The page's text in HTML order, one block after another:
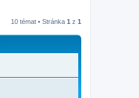
10 témat • Stránka 1 z 1